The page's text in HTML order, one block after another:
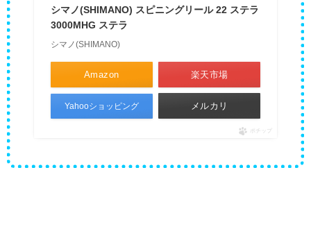
シマノ(SHIMANO) スピニングリール 22 ステラ
3000MHG ステラ
シマノ(SHIMANO)
Amazon 楽天市場
Yahooショッピング メルカリ
ポチップ